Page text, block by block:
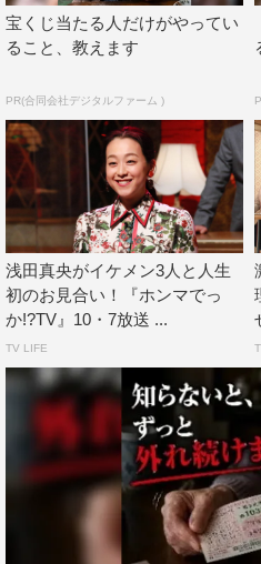
る。
（8）新レギュラーメンバーは
【ブラックマヨネーズからの
（9）新レギュラーメンバー
ではない。
（10）新レギュラーメンバー
はない。
（11）新レギュラーメンバー
と2人!!
10月7日（水）放送の2時間
ーメンバーの発表のほか、浅
いの様子なども放送される。
宝くじ当たる人だけがやってい
ること、教えます
PR(合同会社デジタルファーム )
浅田真央がイケメン3人と人生
初のお見合い！『ホンマでっ
か!?TV』10・7放送 ...
TV LIFE